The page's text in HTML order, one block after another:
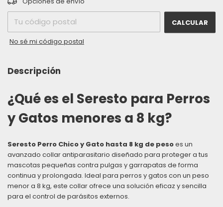
CALCULAR
No sé mi código postal
Descripción
¿Qué es el Seresto para Perros
y Gatos menores a 8 kg?
Seresto Perro Chico y Gato hasta 8 kg de pesoes un
avanzado collar antiparasitario diseñado para proteger a tus
mascotas pequeñas contra pulgas y garrapatas de forma
continua y prolongada. Ideal para perros y gatos con un peso
menor a 8 kg, este collar ofrece una solución eficaz y sencilla
para el control de parásitos externos.